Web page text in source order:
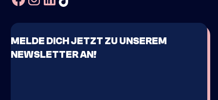
MELDE DICH JETZT ZU UNSEREM
NEWSLETTER AN!